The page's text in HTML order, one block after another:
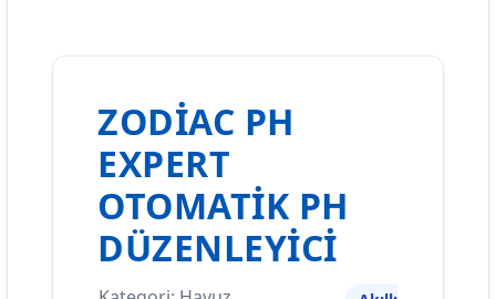
ZODIAC PH
EXPERT
OTOMATIK PH
DÜZENLEYICI